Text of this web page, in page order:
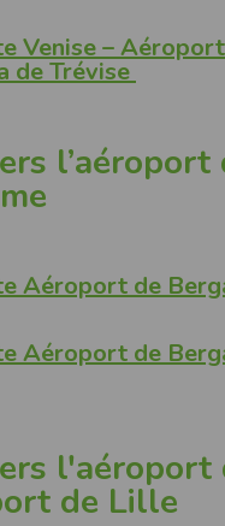
Venise –
de Trévise
l’aéroport
Aéroport de
Aéroport de
l'aéroport
de Lille